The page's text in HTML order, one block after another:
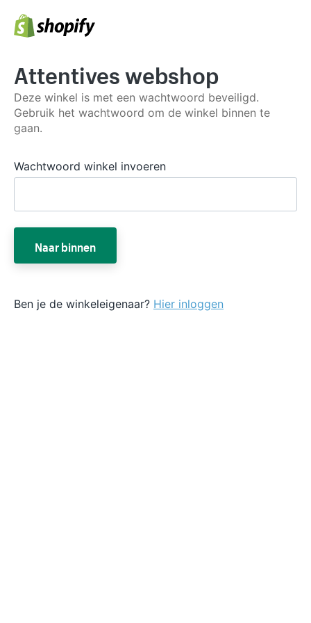
Attentives webshop
Deze winkel is met een wachtwoord beveiligd.
Gebruik het wachtwoord om de winkel binnen te
gaan.
Wachtwoord winkel invoeren
Naar binnen
Ben je de winkeleigenaar? Hier inloggen